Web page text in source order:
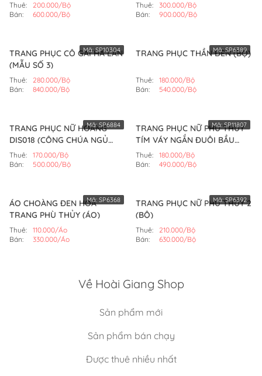
Thuê:
200.000/Bộ
Bán:
600.000/Bộ
Thuê:
300.000/Bộ
Bán:
900.000/Bộ
TRANG PHỤC CÔ GÁI HÀ LAN
(MẪU SỐ 3)
Thuê:
280.000/Bộ
Bán:
840.000/Bộ
Mã:SP10304 TRANG PHỤC THẦN ĐÈN (BỘ)
Thuê:
180.000/Bộ
Bán:
540.000/Bộ
Mã:SP6389
TRANG PHỤC NỮ HOÀNG
DIS018 (CÔNG CHÚA NGỦ
TRONG RỪNG) (BỘ)
Thuê:
170.000/Bộ
Bán:
500.000/Bộ
Mã:SP6884
TRANG PHỤC NỮ PHÙ THỦY
TÍM VÁY NGẮN ĐUÔI BẦU
(BỘ)
Thuê:
180.000/Bộ
Bán:
490.000/Bộ
Mã:SP11807
ÁO CHOÀNG ĐEN HÓA
TRANG PHÙ THỦY (ÁO)
Thuê:
110.000/Áo
Bán:
330.000/Áo
Mã: SP6368
TRANG PHỤC NỮ PHÙ THỦY 2
(BỘ)
Thuê:
210.000/Bộ
Bán:
630.000/Bộ
Mã:SP6392
Về Hoài Giang Shop
Sản phẩm mới
Sản phẩm bán chạy
Được thuê nhiều nhất